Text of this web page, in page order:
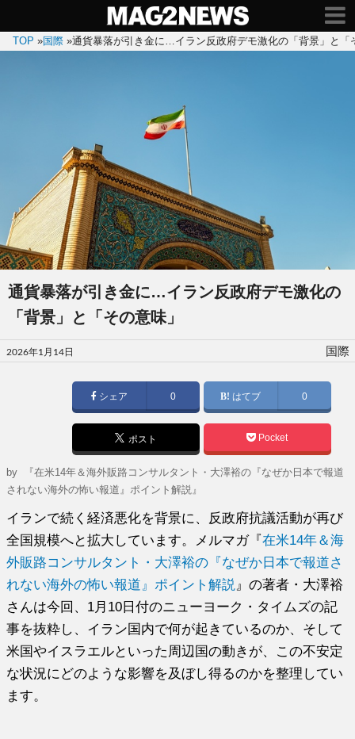
TOP »国際 »通貨暴落が引き金に…イラン反政府デモ激化の「背景」と「
通貨暴落が引き金に…イラン反政府デモ激化の
「背景」と「その意味」
投
稿
2026年1月14日 国際
シェア 0 はてブ 0
ポスト Pocket
by
『在米14年＆海外販路コンサルタント・大澤裕の『なぜか日本で報道
されない海外の怖い報道』ポイント解説』
イランで続く経済悪化を背景に、反政府抗議活動が再び
全国規模へと拡大しています。メルマガ『在米14年＆海
外販路コンサルタント・大澤裕の『なぜか日本で報道さ
れない海外の怖い報道』ポイント解説 』の著者・大澤裕
さんは今回、1月10日付のニューヨーク・タイムズの記
事を抜粋し、イラン国内で何が起きているのか、そして
米国やイスラエルといった周辺国の動きが、この不安定
な状況にどのような影響を及ぼし得るのかを整理してい
ます。